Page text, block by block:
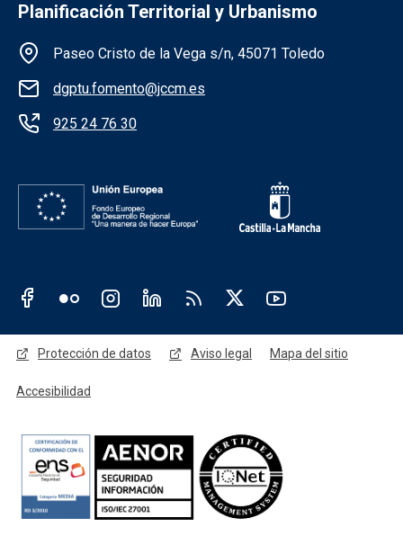
Planificación Territorial y Urbanismo
Información de la institución
Paseo Cristo de la Vega s/n, 45071 Toledo
dgptu.fomento@jccm.es
925 24 76 30
Redes sociales JCCM
Menú legal
Protección de datos Aviso legal Mapa del sitio
Accesibilidad